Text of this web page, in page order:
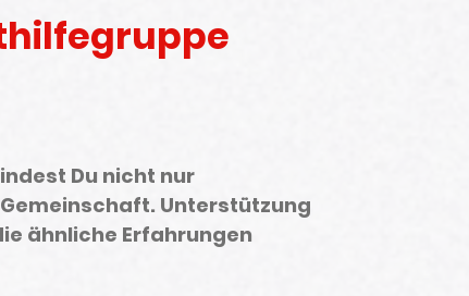
Du nicht nur
Unterstützung
ähnliche Erfahrungen